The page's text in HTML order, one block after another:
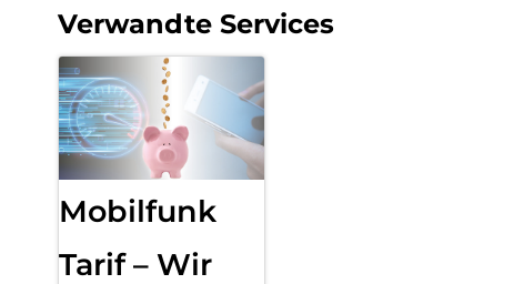
Verwandte Services
Mobilfunk
Tarif – Wir